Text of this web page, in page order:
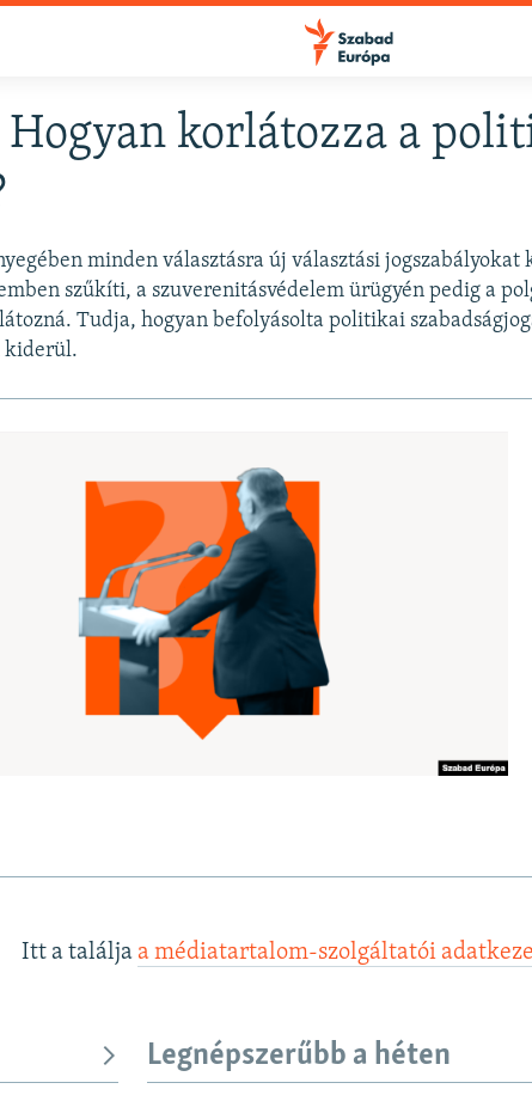
korlátozza a
minden választásra új választási jogszabályokat
szűkíti, a szuverenitásvédelem ürügyén pedig a
Tudja, hogyan befolyásolta politikai
kiderül.
Itt a találja a médiatartalom-szolgáltatói
Apple Podcasts
Legnépszerűbb a héten